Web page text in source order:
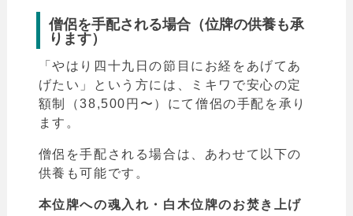
僧侶を手配される場合（位牌の供養も承
ります）
「やはり四十九日の節目にお経をあげてあ
げたい」という方には、ミキワで安心の定
額制（38,500円〜）にて僧侶の手配を承り
ます。
僧侶を手配される場合は、あわせて以下の
供養も可能です。
本位牌への魂入れ・白木位牌のお焚き上げ